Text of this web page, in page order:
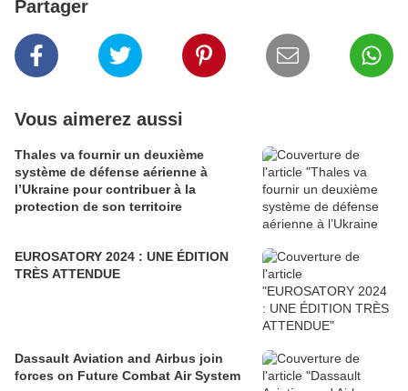
Partager
Vous aimerez aussi
Thales va fournir un deuxième
système de défense aérienne à
l’Ukraine pour contribuer à la
protection de son territoire
EUROSATORY 2024 : UNE ÉDITION
TRÈS ATTENDUE
Dassault Aviation and Airbus join
forces on Future Combat Air System